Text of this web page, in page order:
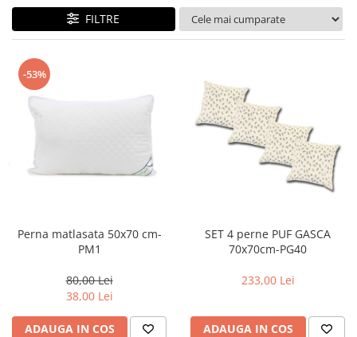
FILTRE
-53%
Perna matlasata 50x70 cm-
PM1
80,00 Lei
38,00 Lei
ADAUGA IN COS
SET 4 perne PUF GASCA
70x70cm-PG40
233,00 Lei
ADAUGA IN COS